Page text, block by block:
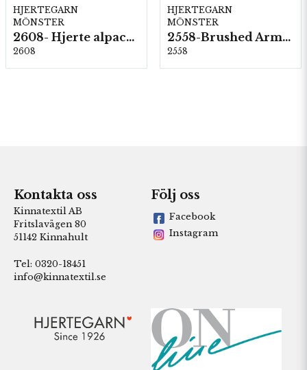
HJERTEGARN
MÖNSTER
2608- Hjerte alpacka
2608
HJERTEGARN
MÖNSTER
2558-Brushed Armonia
2558
Kontakta oss
Kinnatextil AB
Fritslavägen 80
51142 Kinnahult
Tel: 0320-18451
info@kinnatextil.se
Följ oss
Facebook
Instagram